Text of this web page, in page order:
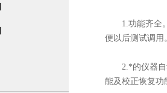
1.功能齐全。
便以后测试调用
2.*的仪器自动
能及校正恢复功